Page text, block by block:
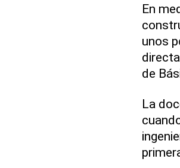
En
unos
de
La